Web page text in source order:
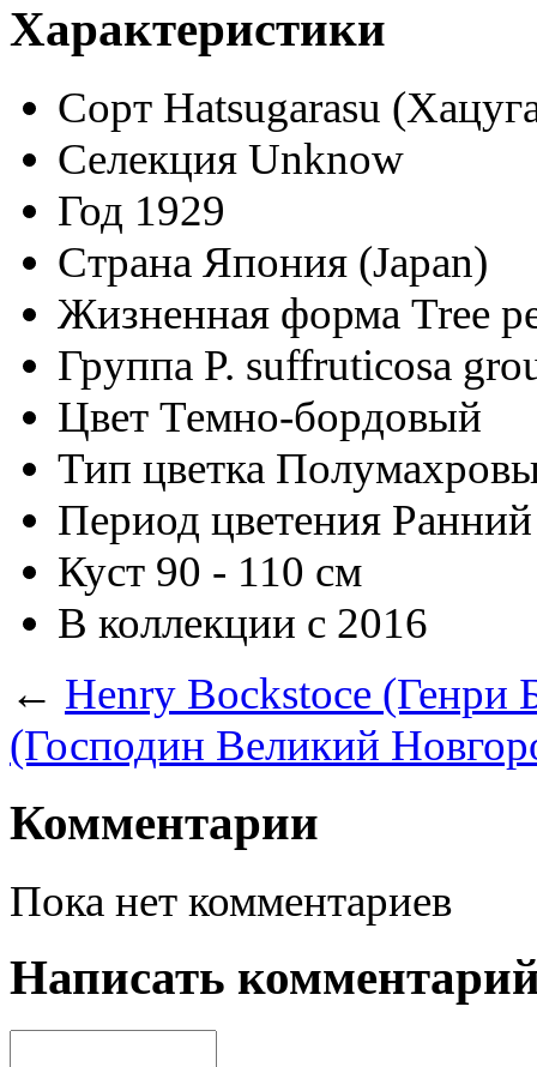
Характеристики
Сорт Hatsugarasu
Селекция Unknow
Год 1929
Страна Япония (Japan)
Жизненная форма Tree
Группа P. suffruticosa
Цвет Темно-бордовый
Тип цветка
Период цветения
Куст 90 - 110 см
В коллекции с 2016
← Henry Bockstoce (Генри
(Господин Великий
Комментарии
Пока нет комментариев
Написать